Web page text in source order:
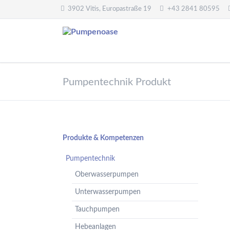
3902 Vitis, Europastraße 19 +43 2841 80595
Oberwasserpumpen
Unterwasserpumpen
Spielplatzpumpen
Flügelpumpen
Regenwassernutzung
Teichreinigung
Frequenzumformer
Wasserfilter,
Pumpentechnik Produkt
Navigation
Produkte & Kompetenzen
Pumpentechnik
Oberwasserpumpen
Unterwasserpumpen
Tauchpumpen
Hebeanlagen